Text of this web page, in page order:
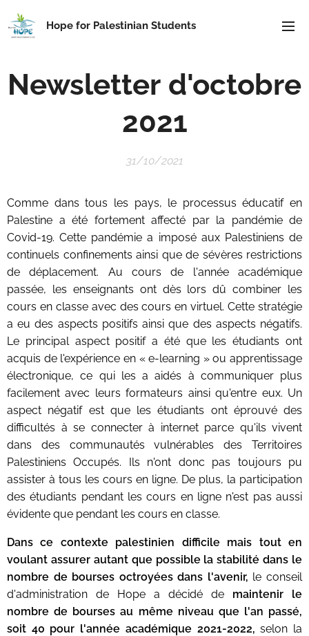
Hope for Palestinian Students
Newsletter d'octobre
2021
31/10/2021
Comme dans tous les pays, le processus éducatif en
Palestine a été fortement affecté par la pandémie de
Covid-19. Cette pandémie a imposé aux Palestiniens de
continuels confinements ainsi que de sévères restrictions
de déplacement. Au cours de l'année académique
passée, les enseignants ont dès lors dû combiner les
cours en classe avec des cours en virtuel. Cette stratégie
a eu des aspects positifs ainsi que des aspects négatifs.
Le principal aspect positif a été que les étudiants ont
acquis de l'expérience en « e-learning » ou apprentissage
électronique, ce qui les a aidés à communiquer plus
facilement avec leurs formateurs ainsi qu'entre eux. Un
aspect négatif est que les étudiants ont éprouvé des
difficultés à se connecter à internet parce qu'ils vivent
dans des communautés vulnérables des Territoires
Palestiniens Occupés. Ils n'ont donc pas toujours pu
assister à tous les cours en ligne. De plus, la participation
des étudiants pendant les cours en ligne n'est pas aussi
évidente que pendant les cours en classe.
Dans ce contexte palestinien difficile mais tout en
voulant assurer autant que possible la stabilité dans le
nombre de bourses octroyées dans l'avenir, le conseil
d'administration de Hope a décidé de maintenir le
nombre de bourses au même niveau que l'an passé,
soit 40 pour l'année académique 2021-2022,selon la